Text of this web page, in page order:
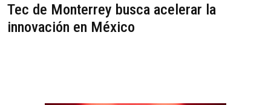
Tec de Monterrey busca acelerar la
innovación en México